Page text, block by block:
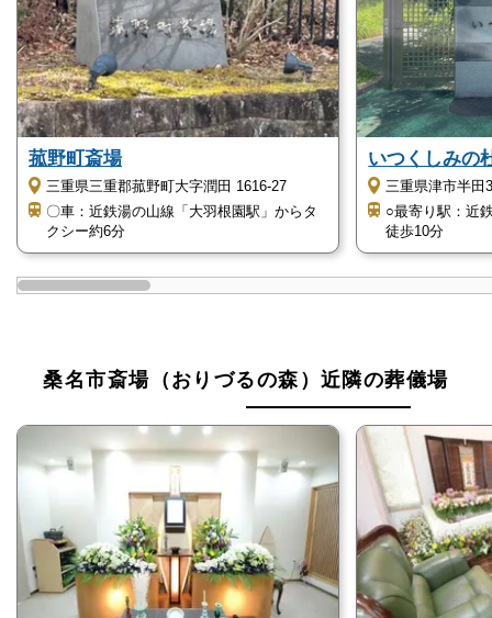
大式場には祭壇も設置されており、遺族控え室と宗教
者が使用できる和室もご用意しています。
寝具やお料理の手配に関しては葬儀社の方にご相談く
ださい。
キッズルーム完備しています
桑名市斎場（おりづるの森）にはキッズルームがあ
り、火葬待ちの間にお子さまを遊ばせることができま
の方も安心してご利用いただけます。
バリアフリーに対応しています
桑名市斎場（おりづるの森）はバリアフリーに対応し
ており、館内の床には段差がなく、エレベーターや多
目的トイレなども完備していますので、高齢の方や車
椅子の方にも安心してご利用いただけます。
菰野町斎場
三重県三重郡菰野町大字潤田 1616-27
〇車：近鉄湯の山線「大羽根園駅」からタ
クシー約6分
いつくしみの
三重県津市半田
○最寄り駅：近
徒歩10分
桑名市斎場（おりづるの森）近隣の葬儀場